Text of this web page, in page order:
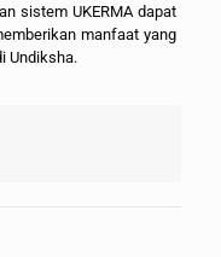
sistem UKERMA dapat
manfaat yang
Undiksha.